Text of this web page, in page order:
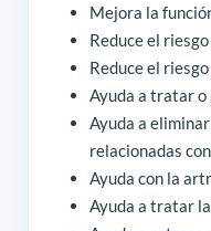
Mejora la
Reduce el
Reduce el
Ayuda a tratar o
Ayuda a
relacionadas
Ayuda con la
Ayuda a tratar